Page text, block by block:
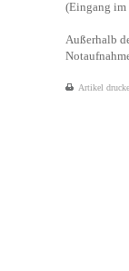
(Eingang im
Außerhalb
Artikel